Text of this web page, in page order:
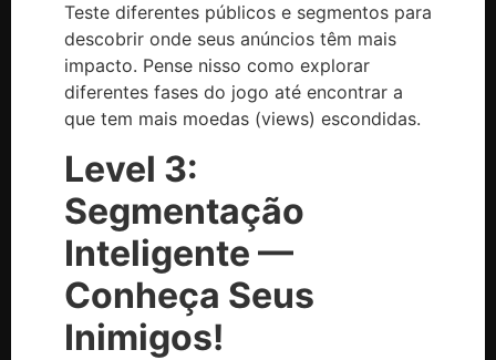
Teste diferentes públicos e segmentos para
descobrir onde seus anúncios têm mais
impacto. Pense nisso como explorar
diferentes fases do jogo até encontrar a
que tem mais moedas (views) escondidas.
Level 3:
Segmentação
Inteligente —
Conheça Seus
Inimigos!